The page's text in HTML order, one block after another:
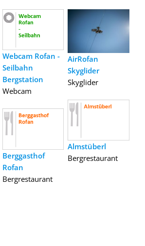
Webcam Rofan -
Seilbahn
Bergstation
Webcam
Berggasthof
Rofan
Bergrestaurant
AirRofan
Skyglider
Skyglider
Almstüberl
Bergrestaurant